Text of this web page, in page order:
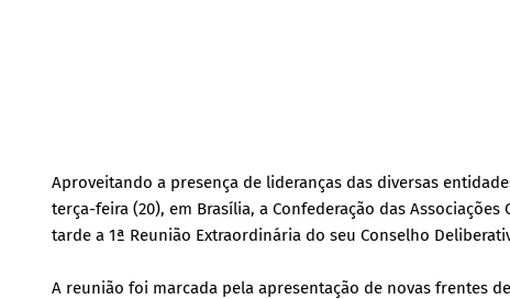
Aproveitando a presença de lideranças das diversas
terça-feira (20), em Brasília, a Confederação das
tarde a 1ª Reunião Extraordinária do seu Conselho
A reunião foi marcada pela apresentação de novas frentes